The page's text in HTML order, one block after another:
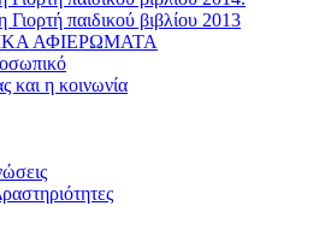
Γιορτή παιδικού βιβλίου 2013
ΑΦΙΕΡΩΜΑΤΑ
και η κοινωνία